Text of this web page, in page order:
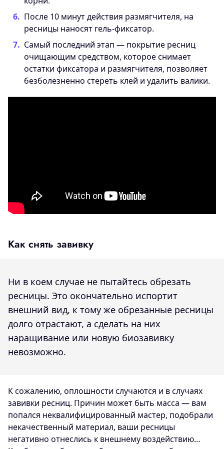
После 10 минут действия размягчителя, на
ресницы наносят гель-фиксатор.
Самый последний этап — покрытие ресниц
очищающим средством, которое снимает
остатки фиксатора и размягчителя, позволяет
безболезненно стереть клей и удалить валики.
Как снять завивку
Ни в коем случае не пытайтесь обрезать
ресницы. Это окончательно испортит
внешний вид, к тому же обрезанные ресницы
долго отрастают, а сделать на них
наращивание или новую биозавивку
невозможно.
К сожалению, оплошности случаются и в случаях
завивки ресниц. Причин может быть масса — вам
попался неквалифицированный мастер, подобрали
некачественный материал, ваши ресницы
негативно отнеслись к внешнему воздействию…